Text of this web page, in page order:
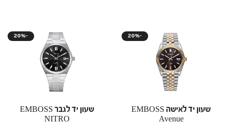
20%-
שעון יד לגבר EMBOSS
NITRO
20%-
שעון יד לאישה EMBOSS
Avenue